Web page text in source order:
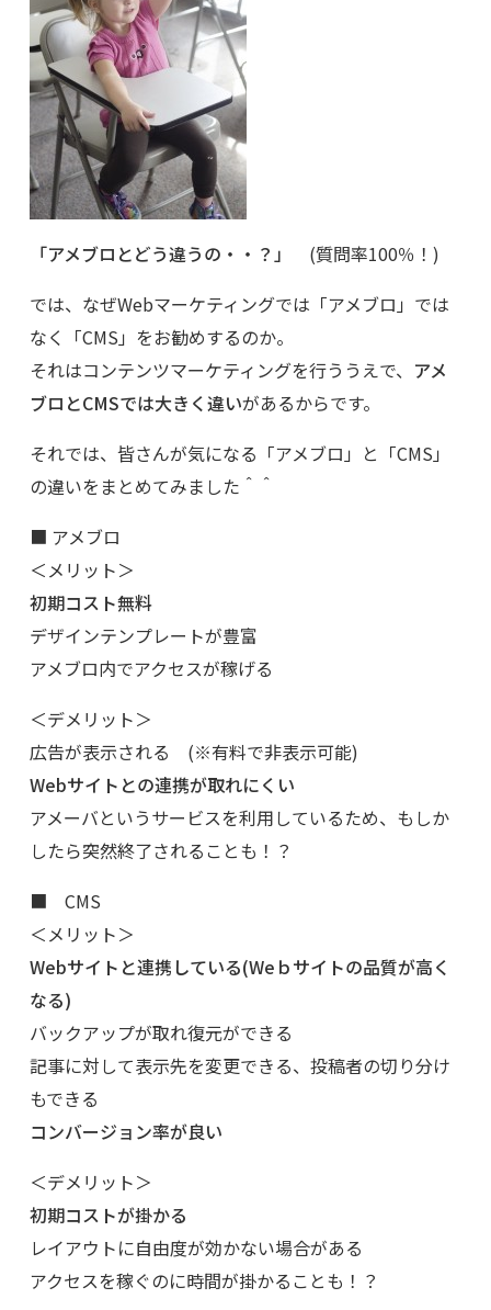
「アメブロとどう違うの・・？」
(質問率100％！)
では、なぜWebマーケティングでは「アメブロ」では
なく「CMS」をお勧めするのか。
それはコンテンツマーケティングを行ううえで、 アメ
ブロとCMSでは大きく違いがあるからです。
それでは、皆さんが気になる「アメブロ」と「CMS」
の違いをまとめてみました＾＾
■ アメブロ
＜メリット＞
初期コスト無料
デザインテンプレートが豊富
アメブロ内でアクセスが稼げる
＜デメリット＞
広告が表示される (※有料で非表示可能)
Webサイトとの連携が取れにくい
アメーバというサービスを利用しているため、もしか
したら突然終了されることも！？
■ CMS
＜メリット＞
Webサイトと連携している(Weｂサイトの品質が高く
なる)
バックアップが取れ復元ができる
記事に対して表示先を変更できる、投稿者の切り分け
もできる
コンバージョン率が良い
＜デメリット＞
初期コストが掛かる
レイアウトに自由度が効かない場合がある
アクセスを稼ぐのに時間が掛かることも！？